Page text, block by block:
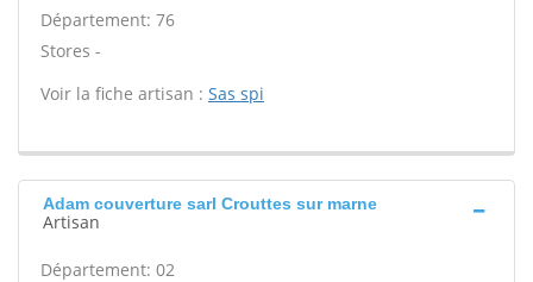
Département: 76
Stores -
Voir la fiche artisan : Sas spi
Adam couverture sarl Crouttes sur marne
Artisan
Département: 02